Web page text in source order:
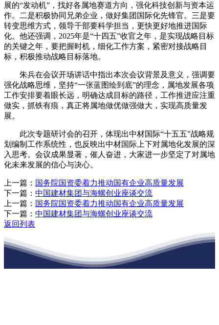
展的“发动机”，找好各属地赛道方向，强化科技创新与资本运
作。二是积极协同兄弟企业，做好集团国际化先锋官。三是要
转变思维方式，领导干部要科学担当，更快更好地推进国际
化。他还强调，2025年是“十四五”收官之年，是实现战略目标
的关键之年，要把握时机，细化工作方案，紧密对接战略目
标，积极推动战略目标落地。
朱兵在会议开场讲话中指出本次会议背景及意义，强调要
强化战略思维，坚持“一张蓝图绘到底”的理念，属地发展各项
工作安排要着眼长远，明确达成目标的路径，工作推进应注重
做实，抓铁有痕，真正将属地做优做强做大，实现高质量发
展。
此次专题研讨会的召开，体现出中材国际“十五五”战略规
划编制工作系统性，也反映出中材国际上下对属地化发展的深
入思考。会议成果显著，催人奋进，大家进一步坚定了对属地
化未来发展的信心与决心。
上一篇： 国务院国资委着力推动国有企业高质量发展
下一篇： 中国建材集团与海螺创业座谈交流
上一篇： 国务院国资委着力推动国有企业高质量发展
下一篇： 中国建材集团与海螺创业座谈交流
返回列表